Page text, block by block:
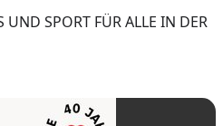
UND SPORT FÜR ALLE IN DER H